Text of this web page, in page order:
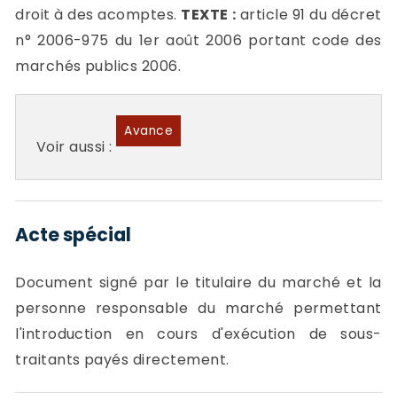
droit à des acomptes. TEXTE : article 91 du décret
n° 2006-975 du 1er août 2006 portant code des
marchés publics 2006.
Voir aussi :
Avance
Acte spécial
Document signé par le titulaire du marché et la
personne responsable du marché permettant
l'introduction en cours d'exécution de sous-
traitants payés directement.